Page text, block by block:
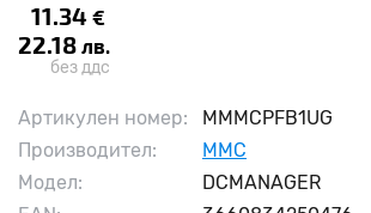
11.34 €
22.18 лв.
без ддс
Артикулен номер:
MMMCPFB1UG
Производител:
MMC
Модел:
DCMANAGER